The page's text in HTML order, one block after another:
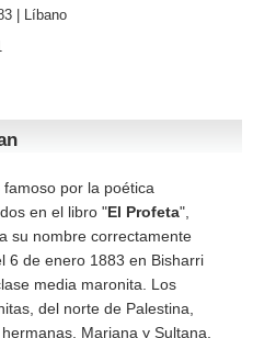
|
Líbano
por la poética
en el libro "El Profeta",
su nombre correctamente
6 de enero 1883 en Bisharri
media maronita. Los
del norte de Palestina,
Mariana y Sultana,